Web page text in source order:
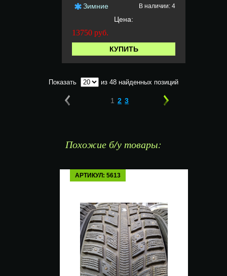
Зимние
В наличии: 4
Цена:
13750 руб.
КУПИТЬ
Показать из 48 найденных позиций
1 2 3
Похожие б/у товары:
АРТИКУЛ: 5613